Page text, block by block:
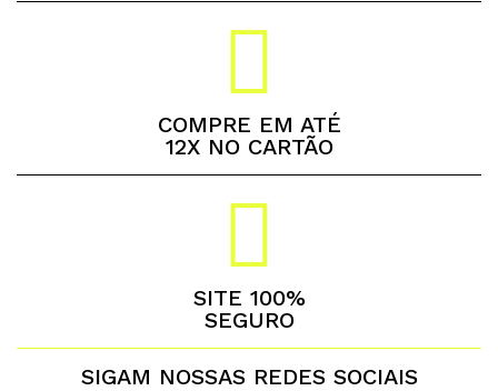
COMPRE EM ATÉ
12X NO CARTÃO
SITE 100%
SEGURO
SIGAM NOSSAS REDES SOCIAIS